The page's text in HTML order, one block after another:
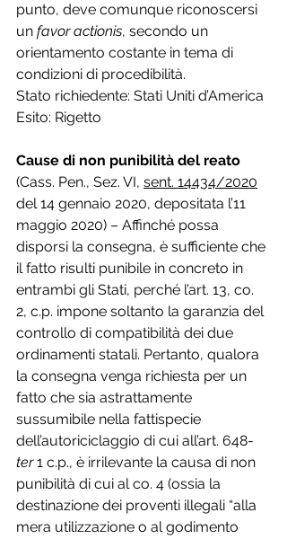
punto, deve comunque riconoscersi
un favor actionis, secondo un
orientamento costante in tema di
condizioni di procedibilità.
Stato richiedente: Stati Uniti d’America
Esito: Rigetto
Cause di non punibilità del reato
(Cass. Pen., Sez. VI, sent. 14434/2020
del 14 gennaio 2020, depositata l’11
maggio 2020) – Affinché possa
disporsi la consegna, è sufficiente che
il fatto risulti punibile in concreto in
entrambi gli Stati, perché l’art. 13, co.
2, c.p. impone soltanto la garanzia del
controllo di compatibilità dei due
ordinamenti statali. Pertanto, qualora
la consegna venga richiesta per un
fatto che sia astrattamente
sussumibile nella fattispecie
dell’autoriciclaggio di cui all’art. 648-
ter 1 c.p., è irrilevante la causa di non
punibilità di cui al co. 4 (ossia la
destinazione dei proventi illegali “alla
mera utilizzazione o al godimento